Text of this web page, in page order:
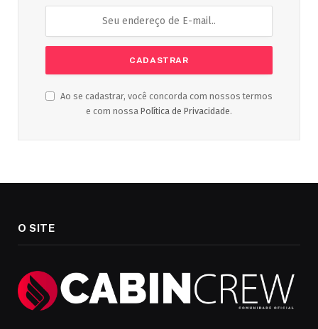
Ao se cadastrar, você concorda com nossos termos
e com nossa Política de Privacidade.
O SITE